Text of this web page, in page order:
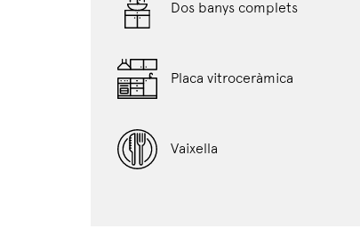
Dos banys complets
Placa vitroceràmica
Vaixella